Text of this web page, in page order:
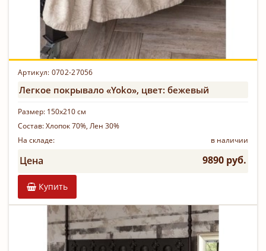
Артикул: 0702-27056
Легкое покрывало «Yoko», цвет: бежевый
Размер: 150х210 см
Состав:Хлопок 70%, Лен 30%
На складе:
в наличии
Цена 9890 руб.
Купить